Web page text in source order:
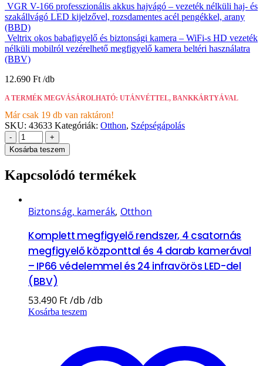
VGR V-166 professzionális akkus hajvágó – vezeték nélküli haj- és
szakállvágó LED kijelzővel, rozsdamentes acél pengékkel, arany
(BBD)
Veltrix okos babafigyelő és biztonsági kamera – WiFi-s HD vezeték
nélküli mobilról vezérelhető megfigyelő kamera beltéri használatra
(BBV)
12.690 Ft
A TERMÉK MEGVÁSÁROLHATÓ: UTÁNVÉTTEL, BANKKÁRTYÁVAL
Már csak 19 db van raktáron!
SKU: 43633 Kategóriák: Otthon, Szépségápolás
-
+
Kosárba teszem
Kapcsolódó termékek
Biztonság, kamerák, Otthon
Komplett megfigyelő rendszer, 4 csatornás
megfigyelő központtal és 4 darab kamerával
– IP66 védelemmel és 24 infravörös LED-del
(BBV)
53.490 Ft
Kosárba teszem